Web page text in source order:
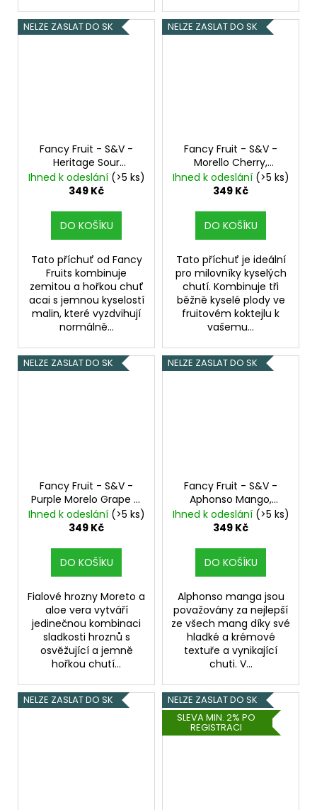
NELZE ZASLAT DO SK
Fancy Fruit - S&V -
Heritage Sour
Raspberry with Acai &
Blueberry - 10ml
Ihned k odeslání (>5 ks)
349 Kč
DO KOŠÍKU
Tato příchuť od Fancy
Fruits kombinuje
zemitou a hořkou chuť
acai s jemnou kyselostí
malin, které vyzdvihují
normálně...
NELZE ZASLAT DO SK
Fancy Fruit - S&V -
Morello Cherry,
Cranberry & Kumquat
- 10ml(Třešeň,
Ihned k odeslání (>5 ks)
349 Kč
DO KOŠÍKU
Tato příchuť je ideální
pro milovníky kyselých
chutí. Kombinuje tři
běžně kyselé plody ve
fruitovém koktejlu k
vašemu...
NELZE ZASLAT DO SK
Fancy Fruit - S&V -
Purple Morelo Grape &
Aloe Vera - 10ml
(Hroznové víno s Aloe)
Ihned k odeslání (>5 ks)
349 Kč
DO KOŠÍKU
Fialové hrozny Moreto a
aloe vera vytváří
jedinečnou kombinaci
sladkosti hroznů s
osvěžující a jemně
hořkou chutí...
NELZE ZASLAT DO SK
Fancy Fruit - S&V -
Aphonso Mango,
Pineapple & Orange -
(Mango, ananas
Ihned k odeslání (>5 ks)
349 Kč
DO KOŠÍKU
Alphonso manga jsou
považovány za nejlepší
ze všech mang díky své
hladké a krémové
textuře a vynikající
chuti. V...
NELZE ZASLAT DO SK
NELZE ZASLAT DO SK
SLEVA MIN. 2% PO
REGISTRACI